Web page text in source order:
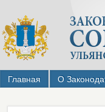
Главная О